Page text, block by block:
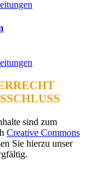
sind zum
Creative Commons
Sie hierzu unser